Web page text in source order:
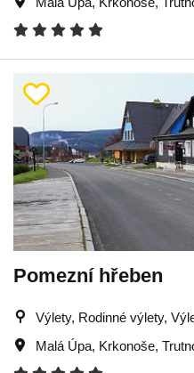
Pomezní hřeben
Výlety, Rodinné výlety,
Malá Úpa, Krkonoše,